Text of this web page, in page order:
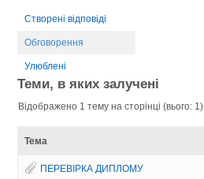
Створені відповіді
Обговорення
Улюблені
Теми, в яких залучені
Відображено 1 тему на сторінці (вього: 1)
Тема
ПЕРЕВIРКА ДИПЛОМУ